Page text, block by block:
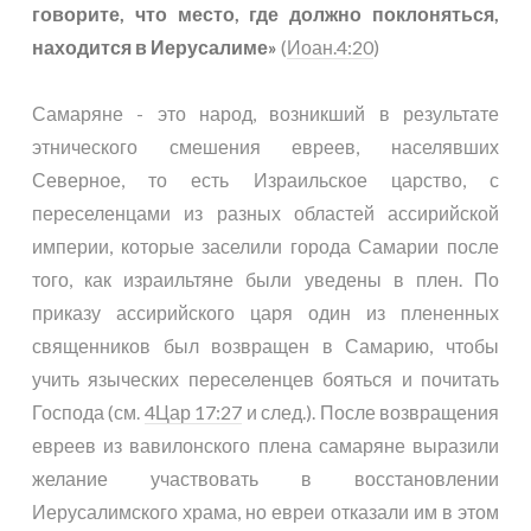
говорите, что место, где должно поклоняться,
находится в Иерусалиме» (Иоан.4:20)
Самаряне - это народ, возникший в результате
этнического смешения евреев, населявших
Северное, то есть Израильское царство, с
переселенцами из разных областей ассирийской
империи, которые заселили города Самарии после
того, как израильтяне были уведены в плен. По
приказу ассирийского царя один из плененных
священников был возвращен в Самарию, чтобы
учить языческих переселенцев бояться и почитать
Господа (см. 4Цар 17:27 и след.). После возвращения
евреев из вавилонского плена самаряне выразили
желание участвовать в восстановлении
Иерусалимского храма, но евреи отказали им в этом